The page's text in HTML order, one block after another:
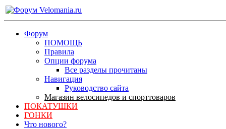
Форум
ПОМОЩЬ
Правила
Опции форума
Все разделы прочитаны
Навигация
Руководство сайта
Магазин велосипедов и спорттоваров
ПОКАТУШКИ
ГОНКИ
Что нового?